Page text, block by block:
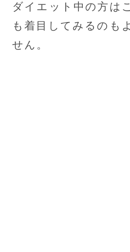
ダイエット中の方は
も着目してみるのも
せん。